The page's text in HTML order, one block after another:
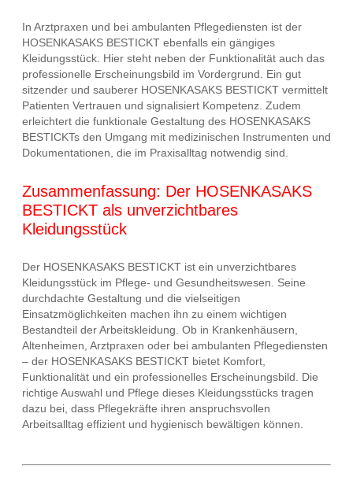
In Arztpraxen und bei ambulanten Pflegediensten ist der
HOSENKASAKS BESTICKT ebenfalls ein gängiges
Kleidungsstück. Hier steht neben der Funktionalität auch das
professionelle Erscheinungsbild im Vordergrund. Ein gut
sitzender und sauberer HOSENKASAKS BESTICKT vermittelt
Patienten Vertrauen und signalisiert Kompetenz. Zudem
erleichtert die funktionale Gestaltung des HOSENKASAKS
BESTICKTs den Umgang mit medizinischen Instrumenten und
Dokumentationen, die im Praxisalltag notwendig sind.
Zusammenfassung: Der HOSENKASAKS
BESTICKT als unverzichtbares
Kleidungsstück
Der HOSENKASAKS BESTICKT ist ein unverzichtbares
Kleidungsstück im Pflege- und Gesundheitswesen. Seine
durchdachte Gestaltung und die vielseitigen
Einsatzmöglichkeiten machen ihn zu einem wichtigen
Bestandteil der Arbeitskleidung. Ob in Krankenhäusern,
Altenheimen, Arztpraxen oder bei ambulanten Pflegediensten
– der HOSENKASAKS BESTICKT bietet Komfort,
Funktionalität und ein professionelles Erscheinungsbild. Die
richtige Auswahl und Pflege dieses Kleidungsstücks tragen
dazu bei, dass Pflegekräfte ihren anspruchsvollen
Arbeitsalltag effizient und hygienisch bewältigen können.